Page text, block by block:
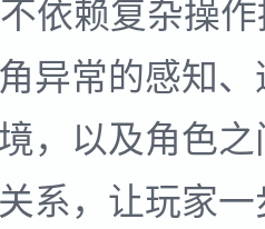
依赖复杂操
异常的感知
，以及角色
系，让玩家